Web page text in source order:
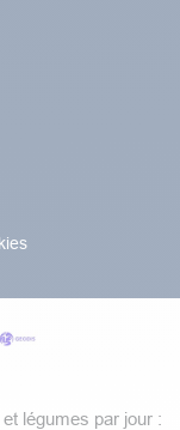
légumes par jour :